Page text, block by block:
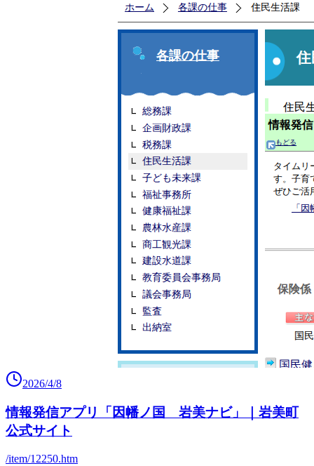
2026/4/8
情報発信アプリ「因幡ノ国 岩美ナビ」｜岩美町
公式サイト
/item/12250.htm